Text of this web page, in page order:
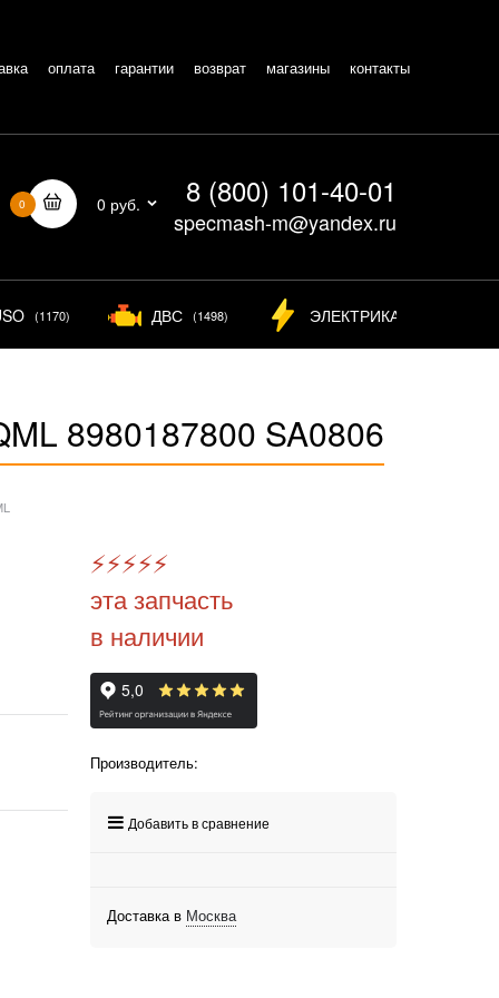
оплата гарантии возврат магазины контакты
0 0 руб. 8 (800) 101-40-01
specmash-m@yandex.ru
(1170) ДВС (1498) ЭЛЕКТРИКА
8980187800 SA0806
⚡️⚡️⚡️⚡️⚡️
эта запчасть
в наличии
Производитель:
Добавить в сравнение
Доставка в Москва